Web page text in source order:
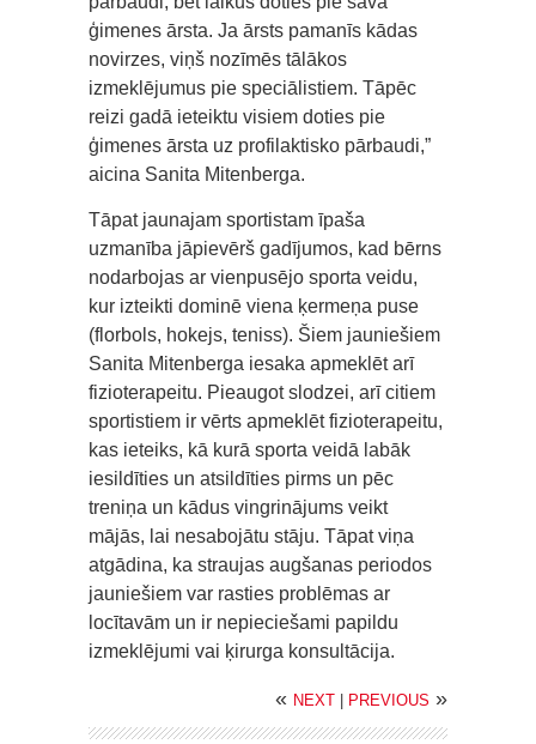
ģimenes ārsta. Ja ārsts pamanīs kādas
novirzes, viņš nozīmēs tālākos
izmeklējumus pie speciālistiem. Tāpēc
reizi gadā ieteiktu visiem doties pie
ģimenes ārsta uz profilaktisko pārbaudi,”
aicina Sanita Mitenberga.
Tāpat jaunajam sportistam īpaša
uzmanība jāpievērš gadījumos, kad bērns
nodarbojas ar vienpusējo sporta veidu,
kur izteikti dominē viena ķermeņa puse
(florbols, hokejs, teniss). Šiem jauniešiem
Sanita Mitenberga iesaka apmeklēt arī
fizioterapeitu. Pieaugot slodzei, arī citiem
sportistiem ir vērts apmeklēt fizioterapeitu,
kas ieteiks, kā kurā sporta veidā labāk
iesildīties un atsildīties pirms un pēc
treniņa un kādus vingrinājums veikt
mājās, lai nesabojātu stāju. Tāpat viņa
atgādina, ka straujas augšanas periodos
jauniešiem var rasties problēmas ar
locītavām un ir nepieciešami papildu
izmeklējumi vai ķirurga konsultācija.
« NEXT PREVIOUS »